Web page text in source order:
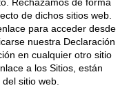
de dichos sitios web.
para acceder desde
nuestra Declaración
en cualquier otro sitio
a los Sitios, están
sitio web.